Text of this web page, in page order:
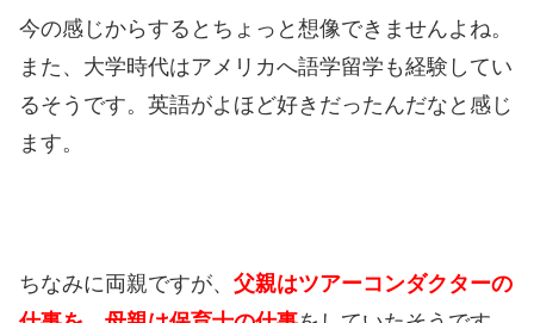
今の感じからするとちょっと想像できませんよね。
また、大学時代はアメリカへ語学留学も経験してい
るそうです。 英語がよほど好きだったんだなと感じ
ます。
ちなみに両親ですが、 父親はツアーコンダクターの